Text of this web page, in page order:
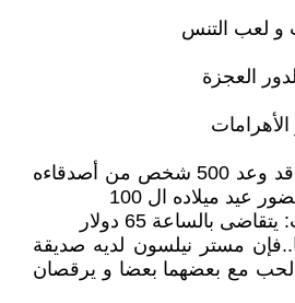
و لعب التنس
العجزة
خططه المستقبلية: أنه قد وعد 500 شخص من أصدقاءه
عيد ميلاده ال 100
بالساعة 65 دولار
مستر نيلسون لديه صديقة
الحب مع بعضهما بعضا و يرقصان